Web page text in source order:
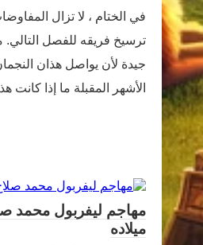
في الختام ، لا تزال
ترسيخ فريقه للفصل التالي.
جيدة لأن يواصل هذان
الأشهر المقبلة ما إذا
مهاجم ليفربول محمد
ميلاده